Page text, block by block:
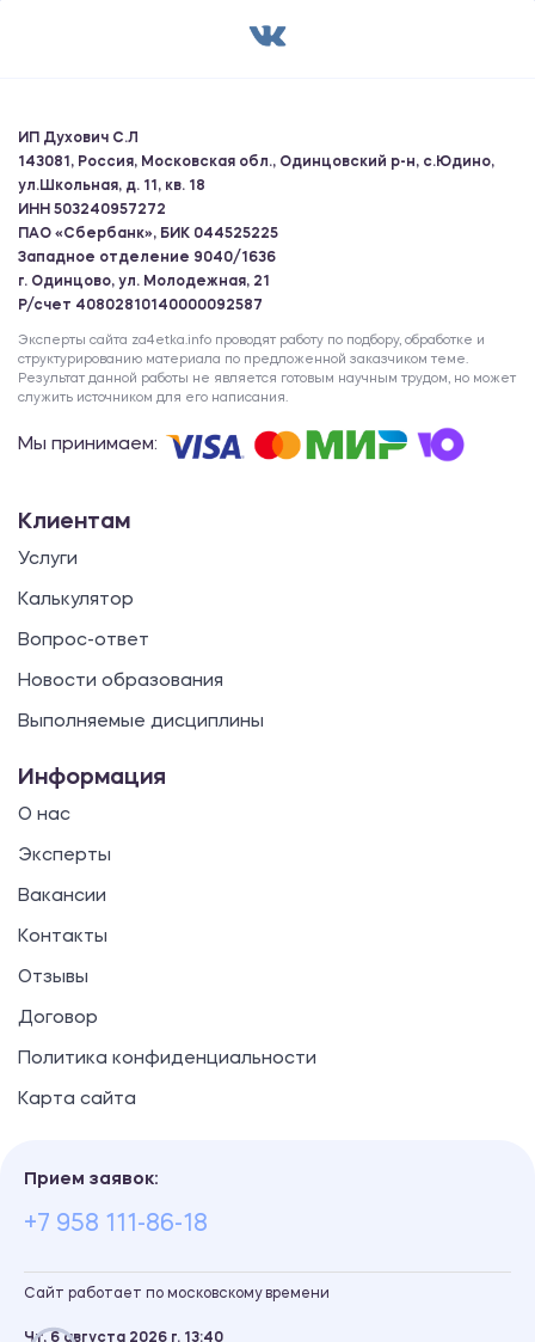
ИП Духович С.Л
143081, Россия, Московская обл., Одинцовский р-н, с.Юдино,
ул.Школьная, д. 11, кв. 18
ИНН 503240957272
ПАО «Сбербанк», БИК 044525225
Западное отделение 9040/1636
г. Одинцово, ул. Молодежная, 21
Р/счет 40802810140000092587
Эксперты сайта za4etka.info проводят работу по подбору, обработке и
структурированию материала по предложенной заказчиком теме.
Результат данной работы не является готовым научным трудом, но может
служить источником для его написания.
Мы принимаем:
Клиентам
Услуги
Калькулятор
Вопрос-ответ
Новости образования
Выполняемые дисциплины
Информация
О нас
Эксперты
Вакансии
Контакты
Отзывы
Договор
Политика конфиденциальности
Карта сайта
Прием заявок:
+7 958 111-86-18
Сайт работает по московскому времени
Чт, 6 августа 2026 г. 13 40